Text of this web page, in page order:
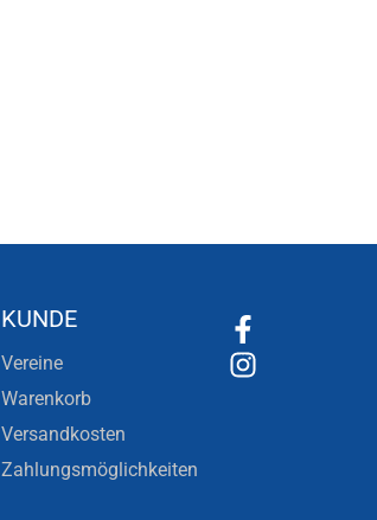
KUNDE
Vereine
Warenkorb
Versandkosten
Zahlungsmöglichkeiten